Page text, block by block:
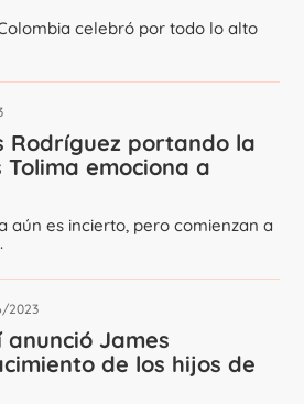
celebró por todo lo alto
Rodríguez portando la
Tolima emociona a
aún es incierto, pero comienzan a
2023
anunció James
de los hijos de